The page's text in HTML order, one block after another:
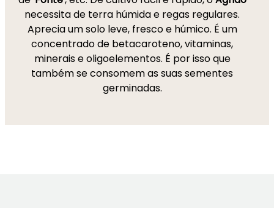
necessita de terra húmida e regas regulares.
Aprecia um solo leve, fresco e húmico. É um
concentrado de betacaroteno, vitaminas,
minerais e oligoelementos. É por isso que
também se consomem as suas sementes
germinadas.